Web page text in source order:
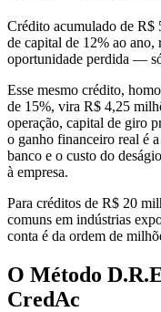
Crédito acumulado de R$
de capital de 12% ao ano,
oportunidade perdida —
Esse mesmo crédito,
de 15%, vira R$ 4,25
operação, capital de giro
o ganho financeiro real é
banco e o custo do
à empresa.
Para créditos de R$ 20
comuns em indústrias
conta é da ordem de
O Método
CredAc